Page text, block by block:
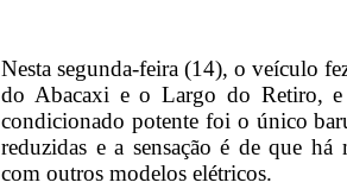
Nesta segunda-feira (14), o veículo
do Abacaxi e o Largo do Retiro, e
condicionado potente foi o único
reduzidas e a sensação é de que há
com outros modelos elétricos.